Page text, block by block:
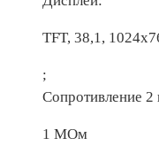
TFT, 38,1,
;
Сопротивление 2
1 МОм